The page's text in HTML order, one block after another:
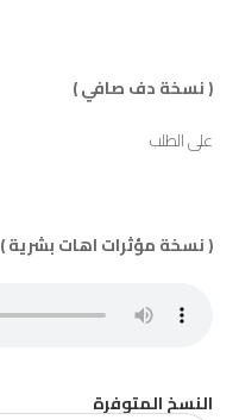
( نسخة دف صافي )
على الطلب
( نسخة مؤثرات اهات بشرية )
النسخ المتوفرة